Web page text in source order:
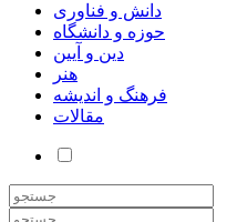
دانش و فناوری
حوزه و دانشگاه
دین و آیین
هنر
فرهنگ و اندیشه
مقالات